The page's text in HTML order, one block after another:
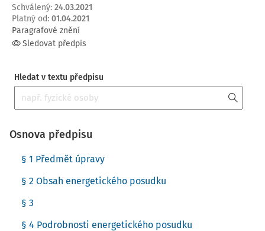
Schválený: 24.03.2021
Platný od: 01.04.2021
Paragrafové znění
Sledovat předpis
Hledat v textu předpisu
Osnova předpisu
§ 1 Předmět úpravy
§ 2 Obsah energetického posudku
§ 3
§ 4 Podrobnosti energetického posudku